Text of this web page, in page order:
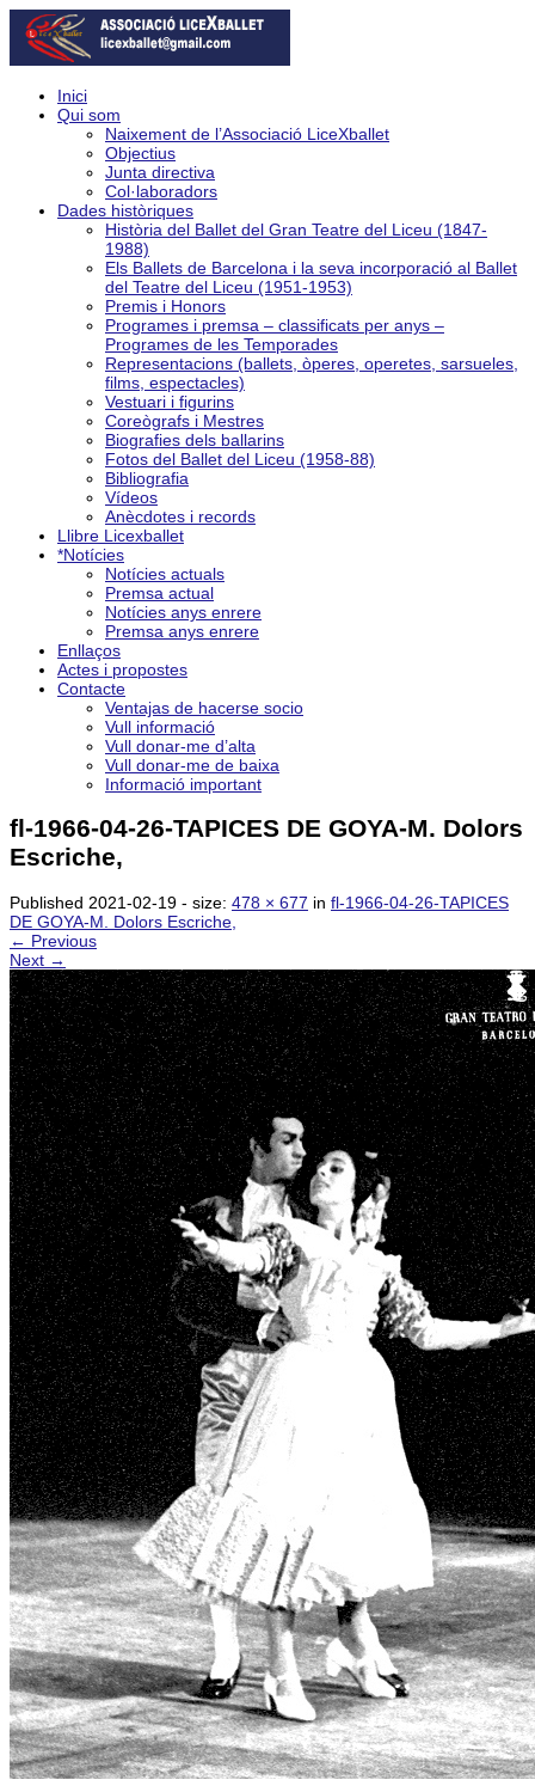
Inici
Qui som
Naixement de l’Associació LiceXballet
Objectius
Junta directiva
Col·laboradors
Dades històriques
Història del Ballet del Gran Teatre del Liceu (1847-
1988)
Els Ballets de Barcelona i la seva incorporació al Ballet
del Teatre del Liceu (1951-1953)
Premis i Honors
Programes i premsa – classificats per anys –
Programes de les Temporades
Representacions (ballets, òperes, operetes, sarsueles,
films, espectacles)
Vestuari i figurins
Coreògrafs i Mestres
Biografies dels ballarins
Fotos del Ballet del Liceu (1958-88)
Bibliografia
Vídeos
Anècdotes i records
Llibre Licexballet
*Notícies
Notícies actuals
Premsa actual
Notícies anys enrere
Premsa anys enrere
Enllaços
Actes i propostes
Contacte
Ventajas de hacerse socio
Vull informació
Vull donar-me d’alta
Vull donar-me de baixa
Informació important
fl-1966-04-26-TAPICES DE GOYA-M. Dolors
Escriche,
Published 2021-02-19 - size: 478 × 677 in fl-1966-04-26-TAPICES
DE GOYA-M. Dolors Escriche,
← Previous
Next →